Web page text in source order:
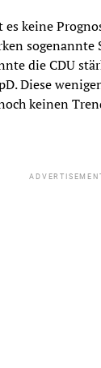
es keine
sogenannte
die CDU
Diese
keinen